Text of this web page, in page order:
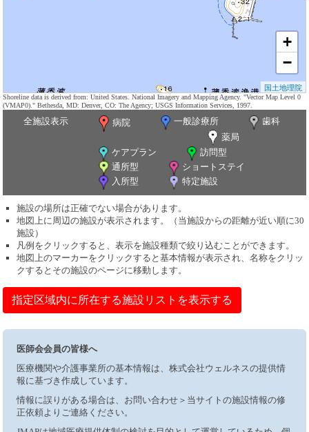
+
−
国土地理院
Shoreline data is derived from: United States. National Imagery and Mapping Agency. "Vector Map Level 0
(VMAP0)." Bethesda, MD: Denver, CO: The Agency; USGS Information Services, 1997.
全施設表示 病院 一般診療所
歯科
薬局
ケアプラン
訪問型
通所型
ショートステイ
入所型
特定施設
施設の場所は正確でない場合があります。
地図上に周辺の施設が表示されます。（当施設からの距離が近い順に30
施設）
凡例をクリックすると、表示を施設種類で絞り込むことができます。
地図上のマーカーをクリックすると基本情報が表示され、名称をクリッ
クするとその施設のページに移動します。
指定区域内に所在する施設リストを表示する
医師会会員の皆様へ
医療機関や介護事業所の基本情報は、株式会社ウェルネスの提供情
報に基づき作成しています。
情報に誤りがある場合は、お問い合わせ＞当サイトの施設情報の修
正依頼よりご連絡ください。